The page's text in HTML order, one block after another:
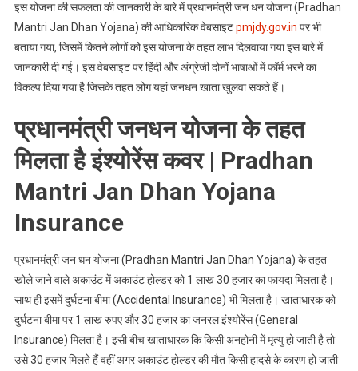
इस योजना की सफलता की जानकारी के बारे में प्रधानमंत्री जन धन योजना (Pradhan
Mantri Jan Dhan Yojana) की आधिकारिक वेबसाइटpmjdy.gov.in पर भी
बताया गया, जिसमें कितने लोगों को इस योजना के तहत लाभ दिलवाया गया इस बारे में
जानकारी दी गई। इस वेबसाइट पर हिंदी और अंग्रेजी दोनों भाषाओं में फॉर्म भरने का
विकल्प दिया गया है जिसके तहत लोग यहां जनधन खाता खुलवा सकते हैं।
प्रधानमंत्री जनधन योजना के तहत
मिलता है इंश्योरेंस कवर | Pradhan
Mantri Jan Dhan Yojana
Insurance
प्रधानमंत्री जन धन योजना (Pradhan Mantri Jan Dhan Yojana) के तहत
खोले जाने वाले अकाउंट में अकाउंट होल्डर को 1 लाख 30 हजार का फायदा मिलता है।
साथ ही इसमें दुर्घटना बीमा (Accidental Insurance) भी मिलता है। खाताधारक को
दुर्घटना बीमा पर 1 लाख रुपए और 30 हजार का जनरल इंश्योरेंस (General
Insurance) मिलता है। इसी बीच खाताधारक कि किसी अनहोनी में मृत्यु हो जाती है तो
उसे 30 हजार मिलते हैं वहीं अगर अकाउंट होल्डर की मौत किसी हादसे के कारण हो जाती